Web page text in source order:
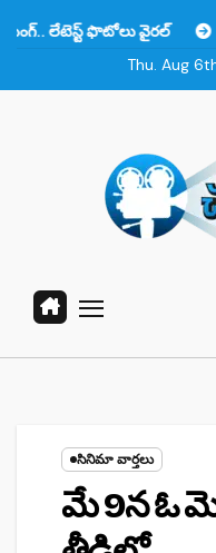
వైరల్
అనుష్క
Thu. Aug
సినిమా వార్తలు
మే 9న ఓ